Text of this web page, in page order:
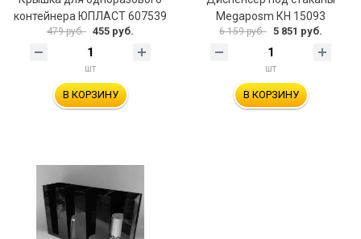
контейнера ЮПЛАСТ 607539
479 руб. 455 руб.
шт
В КОРЗИНУ
Megaposm КН 15093
6 159 руб. 5 851 руб.
шт
В КОРЗИНУ